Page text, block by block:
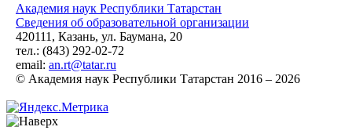
Академия наук Республики Татарстан
Сведения об образовательной организации
420111, Казань, ул. Баумана, 20
тел.: (843) 292-02-72
email: an.rt@tatar.ru
© Академия наук Республики Татарстан 2016 – 2026